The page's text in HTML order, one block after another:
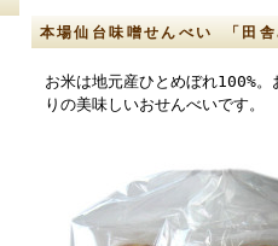
本場仙台味噌せんべい 「田
お米は地元産ひとめぼれ100%
りの美味しいおせんべいです。